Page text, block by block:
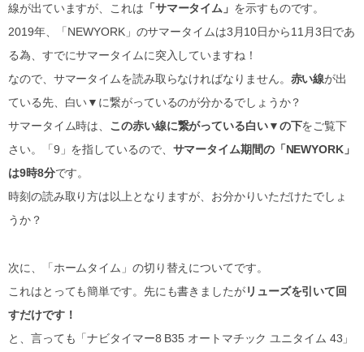
線が出ていますが、これは 「サマータイム」 を示すものです。
2019年、「NEWYORK」のサマータイムは3月10日から11月3日であ
る為、すでにサマータイムに突入していますね！
なので、サマータイムを読み取らなければなりません。 赤い線が出
ている先、白い▼に繋がっているのが分かるでしょうか？
サマータイム時は、 この赤い線に繋がっている白い▼の下をご覧下
さい。「9」を指しているので、 サマータイム期間の「NEWYORK」
は9時8分です。
時刻の読み取り方は以上となりますが、お分かりいただけたでしょ
うか？
次に、「ホームタイム」の切り替えについてです。
これはとっても簡単です。先にも書きましたがリューズを引いて回
すだけです！
と、言っても「ナビタイマー8 B35 オートマチック ユニタイム 43」